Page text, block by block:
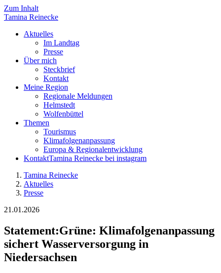
Zum Inhalt
Tamina Reinecke
Aktuelles
Im Landtag
Presse
Über mich
Steckbrief
Kontakt
Meine Region
Regionale Meldungen
Helmstedt
Wolfenbüttel
Themen
Tourismus
Klimafolgenanpassung
Europa & Regionalentwicklung
KontaktTamina Reinecke bei instagram
Tamina Reinecke
Aktuelles
Presse
21.01.2026
Statement:Grüne: Klimafolgenanpassung
sichert Wasserversorgung in
Niedersachsen